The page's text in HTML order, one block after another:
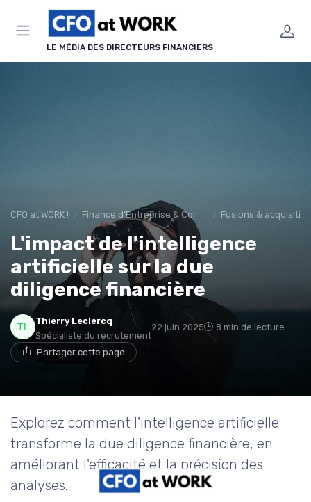
LE MÉDIA DES DIRECTEURS FINANCIERS
CFO at WORK ! Finance d’Entreprise & Corporate Finance Fusions &
L'impact de l'intelligence
artificielle sur la due
diligence financière
Thierry Leclercq
Spécialiste du recrutement
22 juin 2025 8 min de lecture
Partager cette page
Explorez comment l'intelligence artificielle
transforme la due diligence financière, en
améliorant l'efficacité et la précision des
analyses.
Panneau de gestion des cookies